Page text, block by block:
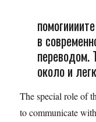
в
переводом.
около и
The special role of
to communicate